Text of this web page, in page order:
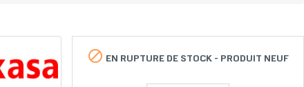
 EN RUPTURE DE STOCK - PRODUIT NEUF